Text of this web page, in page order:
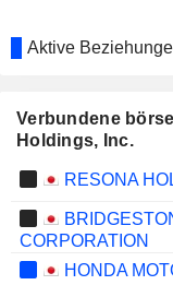
Aktive
Verbundene
Holdings, Inc.
RESONA
CORPORATION
HONDA